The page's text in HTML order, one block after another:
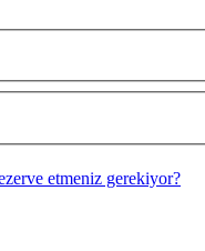
etmeniz gerekiyor?